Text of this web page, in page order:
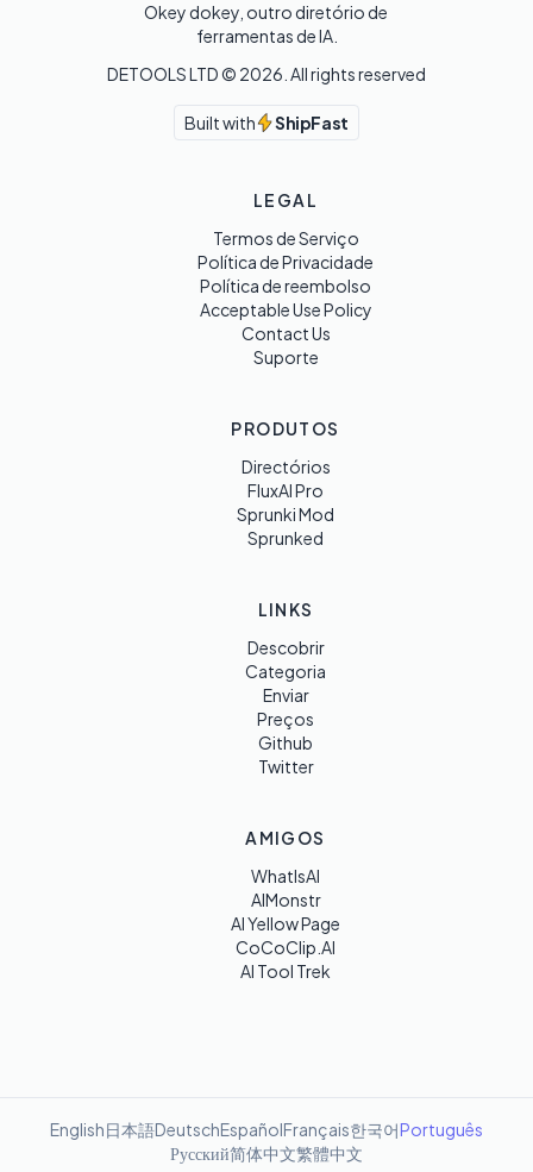
Okey dokey, outro diretório de
ferramentas de IA.
DETOOLS LTD © 2026 . All rights reserved
Built with ShipFast
LEGAL
Termos de Serviço
Política de Privacidade
Política de reembolso
Acceptable Use Policy
Contact Us
Suporte
PRODUTOS
Directórios
FluxAI Pro
Sprunki Mod
Sprunked
LINKS
Descobrir
Categoria
Enviar
Preços
Github
Twitter
AMIGOS
WhatIsAI
AIMonstr
AI Yellow Page
CoCoClip.AI
AI Tool Trek
English日本語DeutschEspañolFrançais한국어Português
Русский简体中文繁體中文